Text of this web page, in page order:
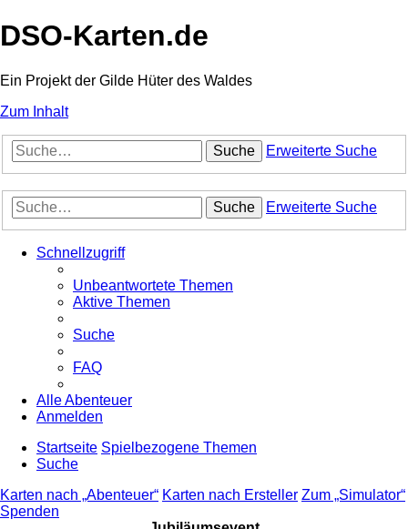
DSO-Karten.de
Ein Projekt der Gilde Hüter des Waldes
Zum Inhalt
Suche Erweiterte Suche
Suche Erweiterte Suche
Schnellzugriff
Unbeantwortete Themen
Aktive Themen
Suche
FAQ
Alle Abenteuer
Anmelden
Startseite Spielbezogene Themen
Suche
Karten nach „Abenteuer“ Karten nach Ersteller Zum „Simulator“
Spenden